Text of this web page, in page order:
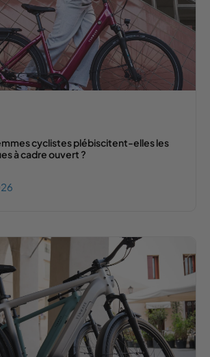
cyclistes plébiscitent-elles les
à cadre ouvert ?